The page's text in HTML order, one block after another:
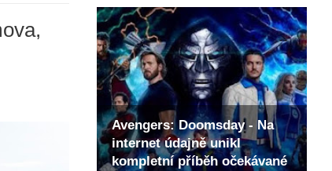
Avengers: Doomsday - Na
internet údajně unikl
kompletní příběh očekávané